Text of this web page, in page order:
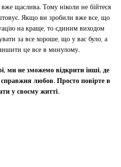
щаслива. Тому ніколи не бійтеся
Якщо ви зробили вже все, що
на краще, то єдиним виходом
за все хороше, що у вас було, а
це все в минулому.
ми не зможемо відкрити інші, де
любов. Просто повірте в
у своєму житті.